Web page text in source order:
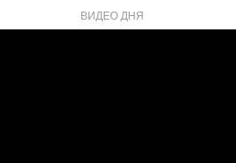
ВИДЕО ДНЯ